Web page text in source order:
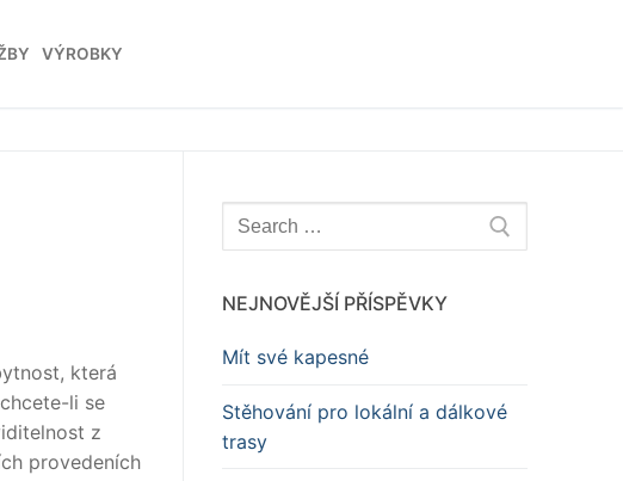
VÝROBKY
která
li se
z
provedeních
Hledat:
NEJNOVĚJŠÍ PŘÍSPĚVKY
Mít své kapesné
Stěhování pro lokální a dálkové
trasy